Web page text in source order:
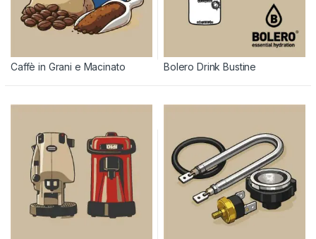
Caffè in Grani e Macinato Bolero Drink Bustine